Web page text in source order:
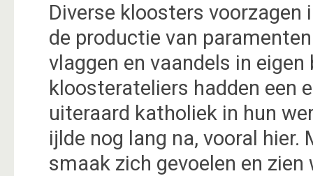
Diverse kloosters voorzagen
de productie van
vlaggen en vaandels in
kloosterateliers hadden een
uiteraard katholiek in hun
ijlde nog lang na, vooral hier.
smaak zich gevoelen en